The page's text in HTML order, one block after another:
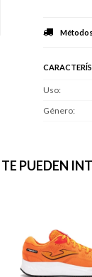
Uso
Género
PUEDEN